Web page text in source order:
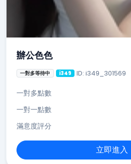
辦公色色
一對多等待中 i349 ID: i349_301569
一對多點數
一對一點數
滿意度評分
立即進入